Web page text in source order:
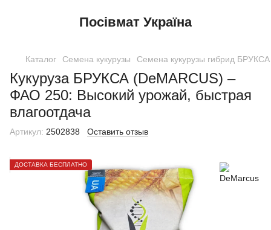
Посівмат Україна
Каталог Семена кукурузы Семена кукурузы гибрид
Кукуруза БРУКСА (DeMARCUS) –
ФАО 250: Высокий урожай, быстрая
влагоотдача
Артикул: 2502838 Оставить отзыв
ДОСТАВКА БЕСПЛАТНО